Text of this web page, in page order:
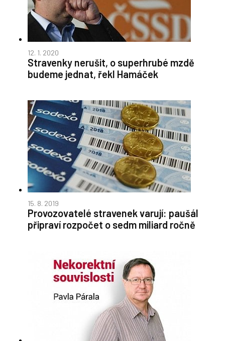
12. 1. 2020
Stravenky nerušit, o superhrubé mzdě
budeme jednat, řekl Hamáček
15. 8. 2019
Provozovatelé stravenek varují: paušál
připraví rozpočet o sedm miliard ročně